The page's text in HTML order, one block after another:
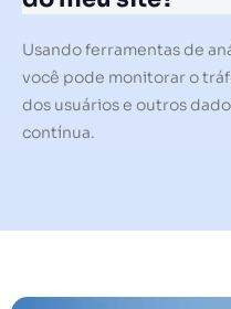
Usando ferramentas de
você pode monitorar o
dos usuários e outros
contínua.